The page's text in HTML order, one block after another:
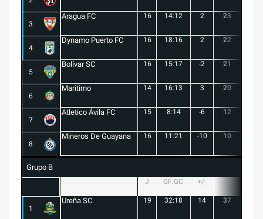
3
Aragua FC 16 14:12 2 23
4
Dynamo Puerto FC 16 18:16 2 22
5
Bolívar SC 16 15:17 -2 21
6
Maritimo 14 16:13 3 20
7
Atletico Ávila FC 15 8:14 -6 12
8
Mineros De Guayana 16 11:21 -10 10
Grupo B
J GF:GC +/-
1
Ureña SC 19 32:18 14 37